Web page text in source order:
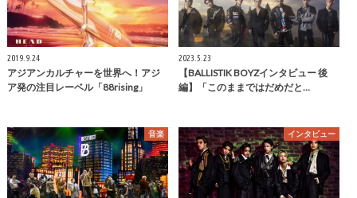
2019.9.24
アジアンカルチャーを世界へ！アジ
ア発の注目レーベル「88rising」
2023.5.23
【BALLISTIK BOYZインタビュー 後
編】「このままではだめだと…
音楽 インタビュー